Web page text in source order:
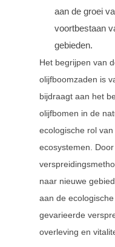
aan de groei
voortbestaan
gebieden.
Het begrijpen van
olijfboomzaden is
bijdraagt aan het
olijfbomen in de
ecologische rol
ecosystemen.
naar nieuwe
aan de
gevarieerde
overleving en